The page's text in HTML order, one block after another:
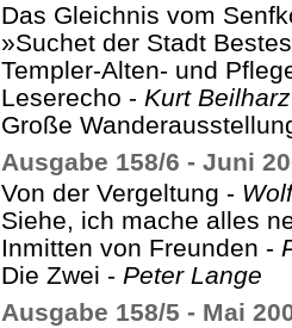
Das Gleichnis vom
»Suchet der Stadt
Templer-Alten- und
Leserecho - Kurt Beilharz
Große
Ausgabe 158/6 - Juni
Von der Vergeltung -
Siehe, ich mache alles
Inmitten von Freunden -
Die Zwei - Peter Lange
Ausgabe 158/5 - Mai